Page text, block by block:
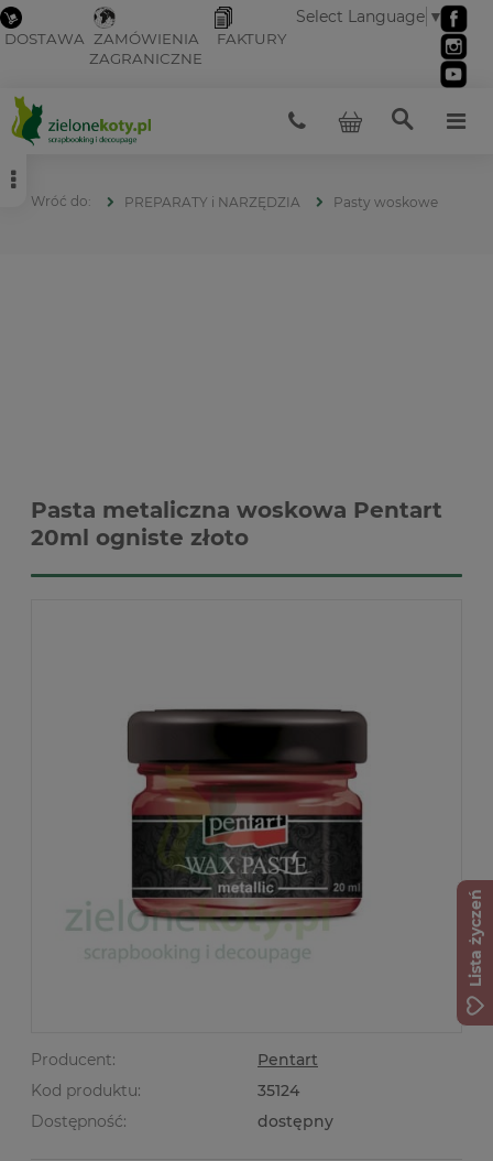
DOSTAWA ZAMÓWIENIA
ZAGRANICZNE
FAKTURY
Select Language ▼
PREPARATY i NARZĘDZIA Pasty woskowe
Pasta metaliczna woskowa Pentart
20ml ogniste złoto
Producent:
Pentart
Kod produktu:
35124
Dostępność:
dostępny
Lista życzeń